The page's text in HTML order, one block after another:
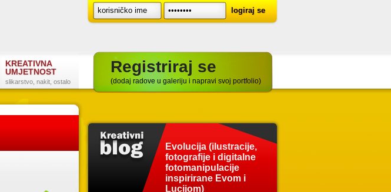
KREATIVNA
UMJETNOST
slikarstvo, nakit, ostalo
Registriraj se
(dodaj radove u galeriju i napravi svoj portfolio)
Evolucija (ilustracije,
fotografije i digitalne
fotomanipulacije
inspirirane Evom i
Lucijom)